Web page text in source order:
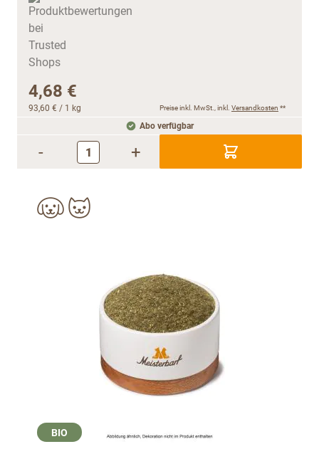
4,68 €
93,60 € / 1 kg Preise inkl. MwSt., inkl. Versandkosten **
Abo verfügbar
- +
BIO